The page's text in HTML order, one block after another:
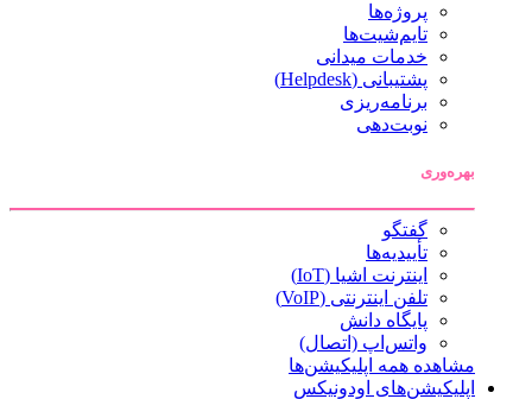
پروژه‌ها
تایم‌شیت‌ها
خدمات میدانی
پشتیبانی (Helpdesk)
برنامه‌ریزی
نوبت‌دهی
بهره‌وری
گفتگو
تأییدیه‌ها
اینترنت اشیا (IoT)
تلفن اینترنتی (VoIP)
پایگاه دانش
واتس‌اپ (اتصال)
مشاهده همه اپلیکیشن‌ها
اپلیکیشن‌های اودونیکس